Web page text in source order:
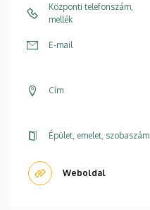
Központi telefonszám,
mellék
E-mail
Cím
Épület, emelet, szobaszám
Weboldal